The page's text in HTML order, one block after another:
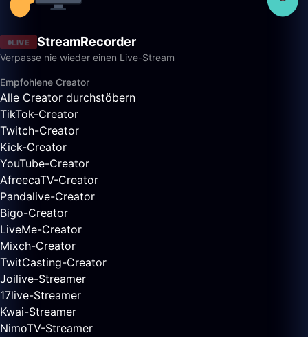
LIVE StreamRecorder
Verpasse nie wieder einen Live-Stream
Empfohlene Creator
Alle Creator durchstöbern
TikTok-Creator
Twitch-Creator
Kick-Creator
YouTube-Creator
AfreecaTV-Creator
Pandalive-Creator
Bigo-Creator
LiveMe-Creator
Mixch-Creator
TwitCasting-Creator
Joilive-Streamer
17live-Streamer
Kwai-Streamer
NimoTV-Streamer